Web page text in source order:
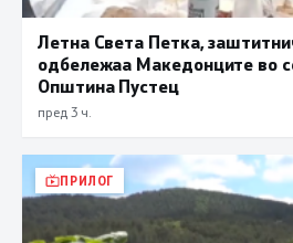
Летна Света Петка,
одбележаа Македонците во
Општина Пустец
пред 3 ч.
ПРИЛОГ